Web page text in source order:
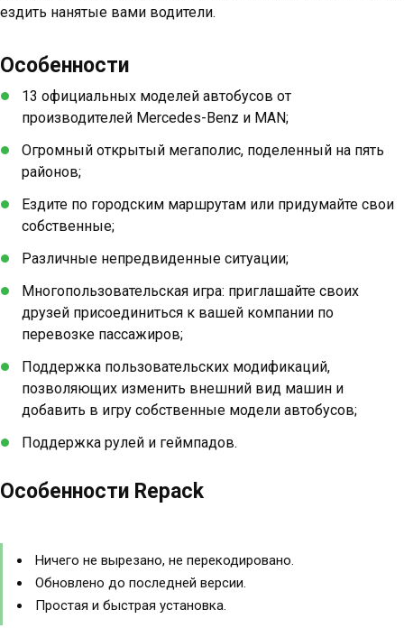
ездить нанятые вами водители.
Особенности
13 официальных моделей автобусов от
производителей Mercedes-Benz и MAN;
Огромный открытый мегаполис, поделенный на пять
районов;
Ездите по городским маршрутам или придумайте свои
собственные;
Различные непредвиденные ситуации;
Многопользовательская игра: приглашайте своих
друзей присоединиться к вашей компании по
перевозке пассажиров;
Поддержка пользовательских модификаций,
позволяющих изменить внешний вид машин и
добавить в игру собственные модели автобусов;
Поддержка рулей и геймпадов.
Особенности Repack
Ничего не вырезано, не перекодировано.
Обновлено до последней версии.
Простая и быстрая установка.